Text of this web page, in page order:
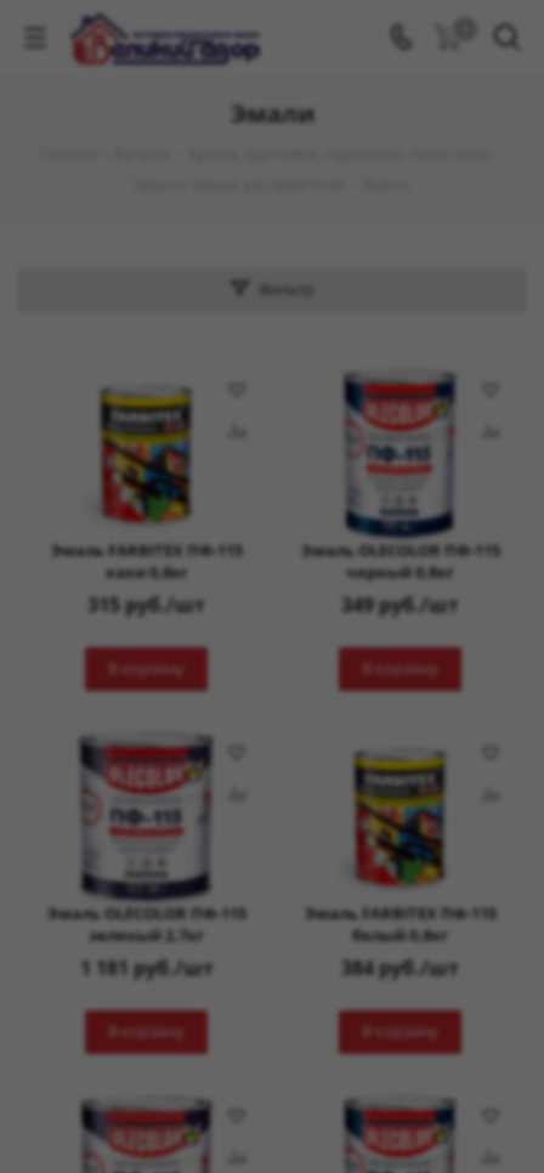
Эмали
Фильтр
Эмаль FARBITEX ПФ-115
хаки 0,8кг
315 руб./шт
В корзину
Эмаль OLECOLOR ПФ-115
черный 0,8кг
349руб./шт
В корзину
Эмаль OLECOLOR ПФ-115
зеленый 2,7кг
1 181 руб./шт
В корзину
Эмаль FARBITEX ПФ-115
белый 0,8кг
384руб./шт
В корзину